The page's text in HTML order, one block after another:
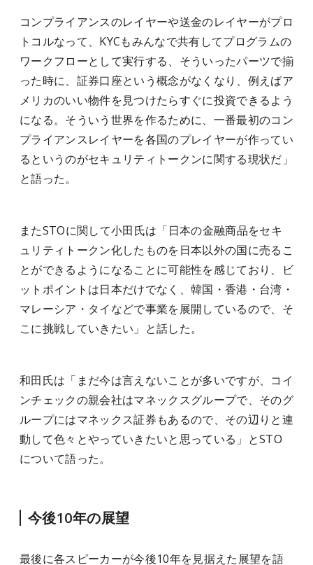
コンプライアンスのレイヤーや送金のレイヤーがプロ
トコルなって、KYCもみんなで共有してプログラムの
ワークフローとして実行する、そういったパーツで揃
った時に、証券口座という概念がなくなり、例えばア
メリカのいい物件を見つけたらすぐに投資できるよう
になる。そういう世界を作るために、一番最初のコン
プライアンスレイヤーを各国のプレイヤーが作ってい
るというのがセキュリティトークンに関する現状だ」
と語った。
またSTOに関して小田氏は「日本の金融商品をセキ
ュリティトークン化したものを日本以外の国に売るこ
とができるようになることに可能性を感じており、ビ
ットポイントは日本だけでなく、韓国・香港・台湾・
マレーシア・タイなどで事業を展開しているので、そ
こに挑戦していきたい」と話した。
和田氏は「まだ今は言えないことが多いですが、コイ
ンチェックの親会社はマネックスグループで、そのグ
ループにはマネックス証券もあるので、その辺りと連
動して色々とやっていきたいと思っている」とSTO
について語った。
今後10年の展望
最後に各スピーカーが今後10年を見据えた展望を語